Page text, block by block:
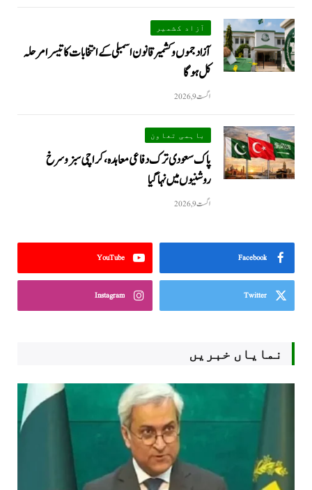
آزاد کشمیر
آزاد جموں و کشمیر قانون اسمبلی کے انتخابات کا تیسرا مرحلہ
کل ہوگا
اگست 9, 2026
باہمی تعاون
پاک سعودی ترک دفاعی معاہدہ، کراچی سبز و سرخ
روشنیوں میں نہا گیا
اگست 9, 2026
Facebook
YouTube
Twitter
Instagram
نمایاں خبریں